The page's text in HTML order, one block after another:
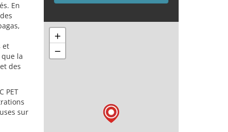
En
et
la
des
PET
sur
+
−